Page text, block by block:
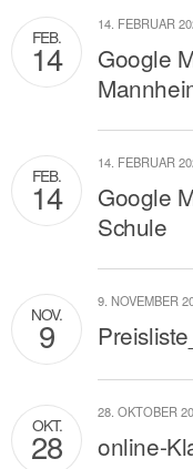
FEB.
14
14. FEBRUAR
Google
FEB.
14
14. FEBRUAR
Google
Schule
NOV.
9
9. NOVEMBER
OKT.
28
28. OKTOBER
online-